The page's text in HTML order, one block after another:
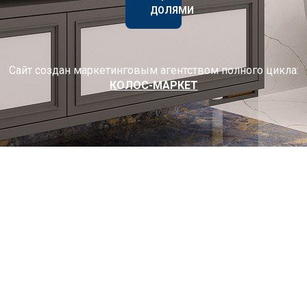
ДОЛЯМИ
Сайт создан маркетинговым агентством полного цикла:
КОЛОС-МАРКЕТ